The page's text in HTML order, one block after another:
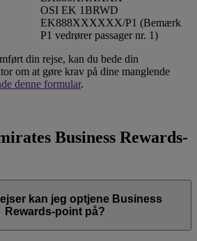
OSI EK 1BRWD
EK888XXXXXX/P1 (Bemærk
P1 vedrører passager nr. 1)
din rejse, kan du bede din
om at gøre krav på dine manglende
denne formular.
Business Rewards-
kan jeg optjene Business
Rewards-point på?